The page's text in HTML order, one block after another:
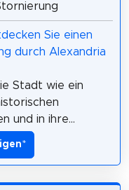
Stadt wie ein
und in ihre...
*